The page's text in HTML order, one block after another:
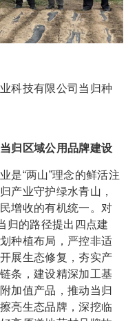
技有限公司当归种
归区域公用品牌建设
“两山”理念的鲜活注
产业守护绿水青山，
增收的有机统一。对
归的路径提出四点建
种植布局，严控非适
展生态修复，夯实产
条，建设精深加工基
加值产品，推动当归
亮生态品牌，深挖临